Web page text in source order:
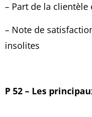
– Part de la clientèle
– Note de
insolites
P 52 – Les